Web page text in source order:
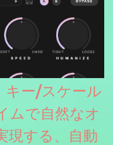
キー/スケール
ムで自然なオ
現する、自動